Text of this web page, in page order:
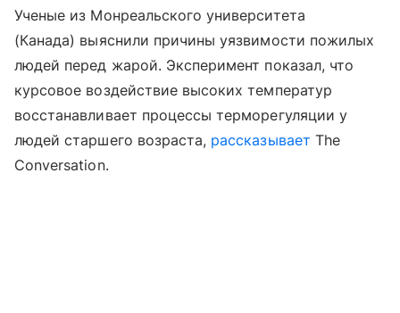
Ученые из Монреальского университета
(Канада) выяснили причины уязвимости пожилых
людей перед жарой. Эксперимент показал, что
курсовое воздействие высоких температур
восстанавливает процессы терморегуляции у
людей старшего возраста, рассказывает The
Conversation.